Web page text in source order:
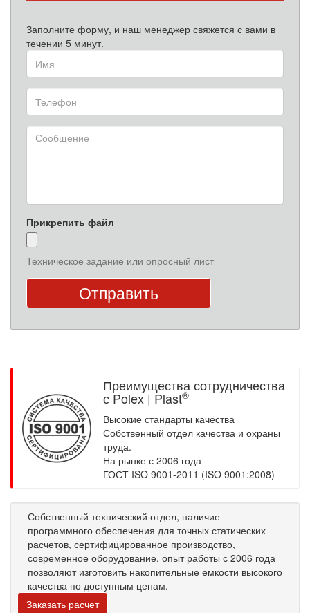
Заполните форму, и наш менеджер свяжется с вами в
течении 5 минут.
Прикрепить файл
Техническое задание или опросный лист
Преимущества сотрудничества
с Polex | Plast®
Высокие стандарты качества
Собственный отдел качества и охраны
труда.
На рынке с 2006 года
ГОСТ ISO 9001-2011 (ISO 9001:2008)
Собственный технический отдел, наличие
программного обеспечения для точных статических
расчетов, сертифицированное производство,
современное оборудование, опыт работы с 2006 года
позволяют изготовить накопительные емкости высокого
качества по доступным ценам.
Заказать расчет